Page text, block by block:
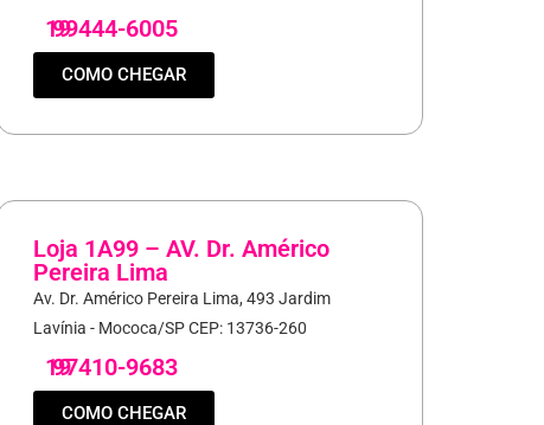
19
99444-6005
COMO CHEGAR
Loja 1A99 – AV. Dr. Américo
Pereira Lima
Av. Dr. Américo Pereira Lima, 493 Jardim
Lavínia - Mococa/SP CEP: 13736-260
19
97410-9683
COMO CHEGAR